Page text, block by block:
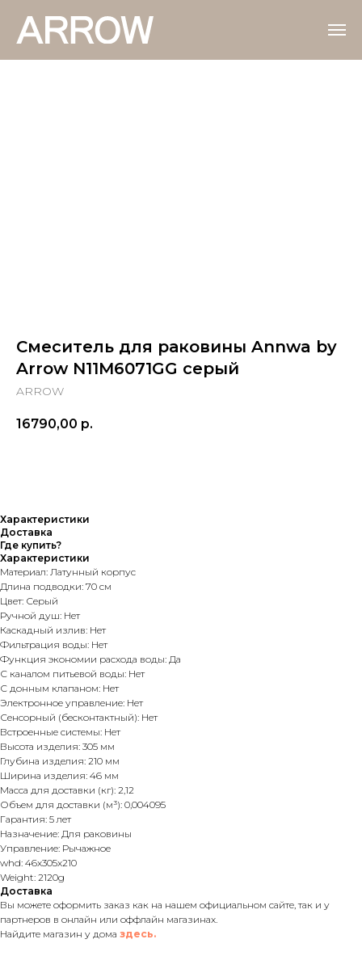
Cмеситель для раковины Annwa by
Arrow N11M6071GG серый
ARROW
16790,00 р.
Характеристики
Доставка
Где купить?
Характеристики
Материал: Латунный корпус
Длина подводки: 70 см
Цвет: Серый
Ручной душ: Нет
Каскадный излив: Нет
Фильтрация воды: Нет
Функция экономии расхода воды: Да
С каналом питьевой воды: Нет
С донным клапаном: Нет
Электронное управление: Нет
Сенсорный (бесконтактный): Нет
Встроенные системы: Нет
Высота изделия: 305 мм
Глубина изделия: 210 мм
Ширина изделия: 46 мм
Масса для доставки (кг): 2,12
Объем для доставки (м³): 0,004095
Гарантия: 5 лет
Назначение: Для раковины
Управление: Рычажное
whd: 46x305x210
Weight: 2120g
Доставка
Вы можете оформить заказ как на нашем официальном сайте, так и у
партнеров в онлайн или оффлайн магазинах.
Найдите магазин у дома здесь.